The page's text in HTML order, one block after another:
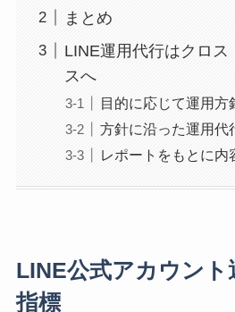
まとめ
LINE運用代行はクロス
スへ
目的に応じて運用方
方針に沿った運用代
レポートをもとに内
LINE公式アカウント
指標